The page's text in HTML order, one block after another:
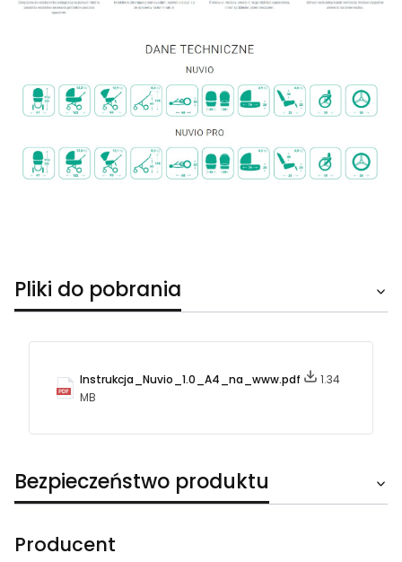
Pliki do pobrania
Instrukcja_Nuvio_1.0_A4_na_www.pdf
1.34
MB
Bezpieczeństwo produktu
Producent